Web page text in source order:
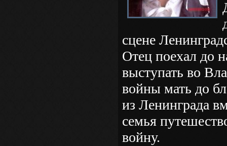
сцене
Отец поехал до
выступать во
войны мать до
из Ленинграда
семья
войну.